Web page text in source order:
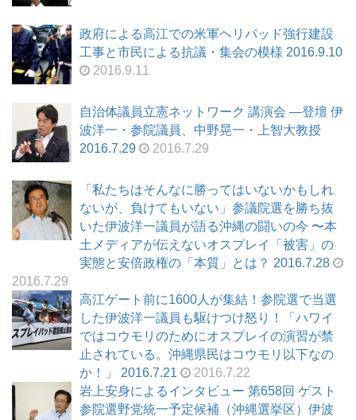
政府による高江での米軍ヘリパッド強行建設
工事と市民による抗議・集会の模様 2016.9.10
2016.9.11
自治体議員立憲ネットワーク 講演会 ―登壇 伊
波洋一・参院議員、中野晃一・上智大教授
2016.7.29
2016.7.29
「私たちはそんなに勝ってはいないかもしれ
ないが、負けてもいない」参議院選を勝ち抜
いた伊波洋一議員が語る沖縄の闘いの今 〜本
土メディアが伝えないオスプレイ「被害」の
実態と安倍政権の「本質」とは？ 2016.7.28
2016.7.29
高江ゲート前に1600人が集結！参院選で当選
した伊波洋一議員も駆けつけ怒り！「ハワイ
ではコウモリのためにオスプレイの演習が禁
止されている。沖縄県民はコウモリ以下なの
か！」 2016.7.21
2016.7.22
岩上安身によるインタビュー 第658回 ゲスト
参院選野党統一予定候補（沖縄選挙区）伊波